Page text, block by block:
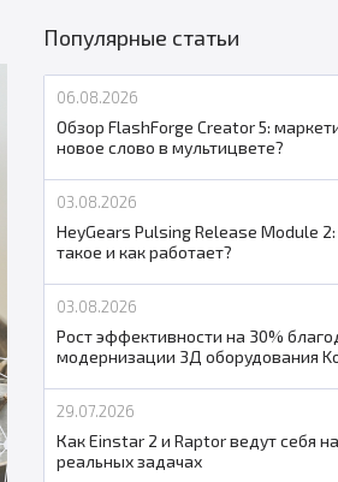
Популярные статьи
06.08.2026
Обзор FlashForge Creator 5:
новое слово в мультицвете?
03.08.2026
HeyGears Pulsing Release Module 2:
такое и как работает?
03.08.2026
Рост эффективности на 30%
модернизации 3Д оборудования
29.07.2026
Как Einstar 2 и Raptor ведут себя на
реальных задачах